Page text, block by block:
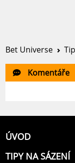
Bet Universe
Komentáře
ÚVOD
TIPY NA SÁZENÍ